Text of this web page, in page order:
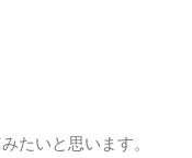
たいと思います。